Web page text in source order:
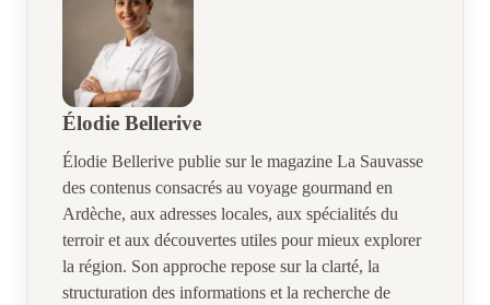
Élodie Bellerive
Élodie Bellerive publie sur le magazine La Sauvasse
des contenus consacrés au voyage gourmand en
Ardèche, aux adresses locales, aux spécialités du
terroir et aux découvertes utiles pour mieux explorer
la région. Son approche repose sur la clarté, la
structuration des informations et la recherche de